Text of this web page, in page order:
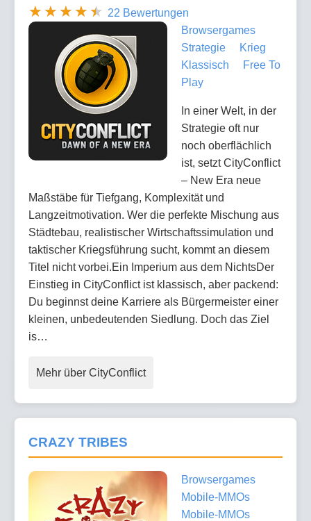
22 Bewertungen
Browsergames
Strategie
Krieg
Klassisch
Free To
Play
In einer Welt, in der
Strategie oft nur
noch oberflächlich
ist, setzt CityConflict
– New Era neue
Maßstäbe für Tiefgang, Komplexität und
Langzeitmotivation. Wer die perfekte Mischung aus
Städtebau, realistischer Wirtschaftssimulation und
taktischer Kriegsführung sucht, kommt an diesem
Titel nicht vorbei.Ein Imperium aus dem NichtsDer
Einstieg in CityConflict ist klassisch, aber packend:
Du beginnst deine Karriere als Bürgermeister einer
kleinen, unbedeutenden Siedlung. Doch das Ziel
is…
Mehr über CityConflict
CRAZY TRIBES
Browsergames
Mobile-MMOs
Mobile-MMOs